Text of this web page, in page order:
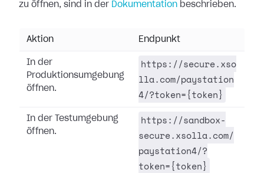
zu öffnen, sind in der Dokumentation beschrieben.
Aktion Endpunkt
In der
Produktionsumgebung
öffnen.
https://secure.xso
lla.com/paystation
4/?token={token}
In der Testumgebung
öffnen.
https://sandbox-
secure.xsolla.com/
paystation4/?
token={token}